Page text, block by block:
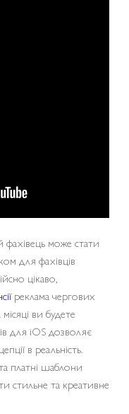
фахівець може стати
для фахівців
цікаво,
реклама чергових
ви будете
для iOS дозволяє
в реальність.
платні шаблони
стильне та креативне